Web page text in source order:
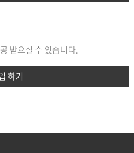
받으실 수 있습니다.
하기